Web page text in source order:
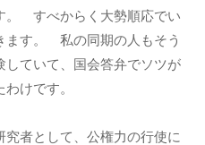
。 すべからく大勢順応でい
ます。 私の同期の人もそう
ていて、国会答弁でソツが
けです。
者として、公権力の行使に